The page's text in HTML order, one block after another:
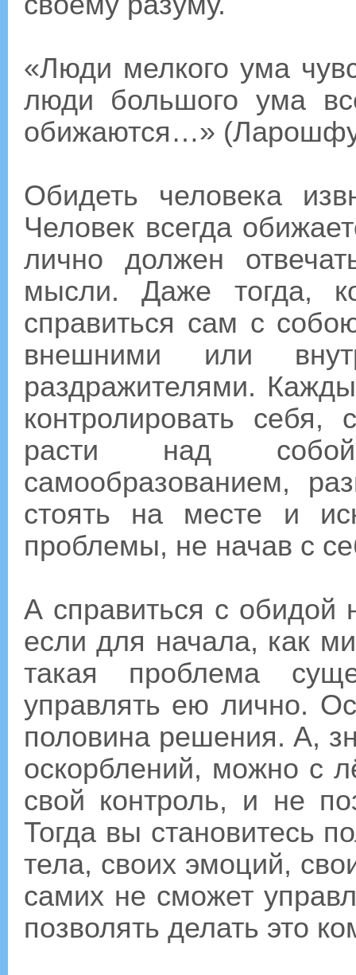
«Люди мелкого ума
люди большого ума
обижаются…»
Обидеть человека
Человек всегда
лично должен
мысли. Даже тогда,
справиться сам с
внешними или
раздражителями.
контролировать себя,
расти над собой
самообразованием,
стоять на месте и
проблемы, не начав с
А справиться с обидой
если для начала, как
такая проблема
управлять ею лично.
половина решения. А,
оскорблений, можно с
свой контроль, и не
Тогда вы становитесь
тела, своих эмоций,
самих не сможет
позволять делать это